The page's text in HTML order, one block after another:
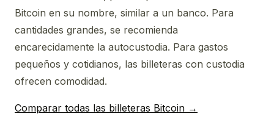
Bitcoin en su nombre, similar a un banco. Para
cantidades grandes, se recomienda
encarecidamente la autocustodia. Para gastos
pequeños y cotidianos, las billeteras con custodia
ofrecen comodidad.
Comparar todas las billeteras Bitcoin →